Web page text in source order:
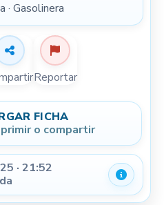
Gasolinera
Reportar
FICHA
o compartir
· 21:52